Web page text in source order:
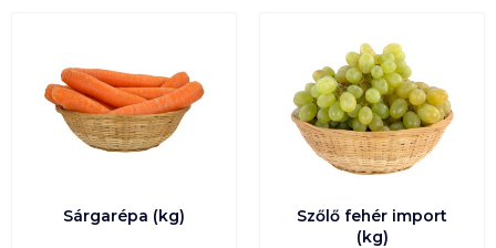
Sárgarépa (kg)
Szőlő fehér import
(kg)